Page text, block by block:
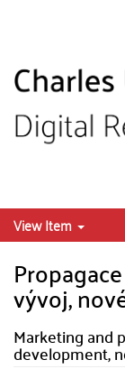
View Item
vývoj,
Marketing and
development,